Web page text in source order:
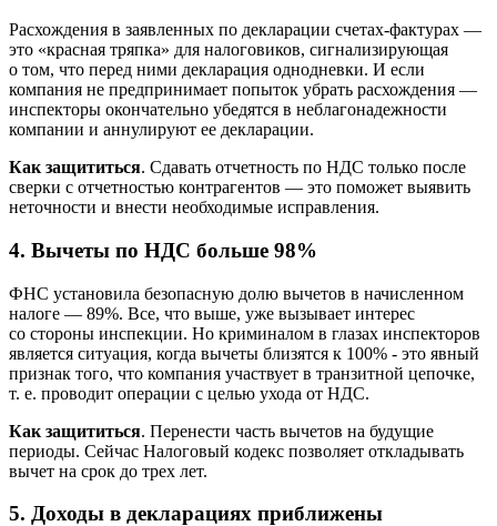
Расхождения в заявленных по декларации счетах-фактурах —
это «красная тряпка» для налоговиков, сигнализирующая
о том, что перед ними декларация однодневки. И если
компания не предпринимает попыток убрать расхождения —
инспекторы окончательно убедятся в неблагонадежности
компании и аннулируют ее декларации.
Как защититься. Сдавать отчетность по НДС только после
сверки с отчетностью контрагентов — это поможет выявить
неточности и внести необходимые исправления.
4. Вычеты по НДС больше 98%
ФНС установила безопасную долю вычетов в начисленном
налоге — 89%. Все, что выше, уже вызывает интерес
со стороны инспекции. Но криминалом в глазах инспекторов
является ситуация, когда вычеты близятся к 100% - это явный
признак того, что компания участвует в транзитной цепочке,
т. е. проводит операции с целью ухода от НДС.
Как защититься. Перенести часть вычетов на будущие
периоды. Сейчас Налоговый кодекс позволяет откладывать
вычет на срок до трех лет.
5. Доходы в декларациях приближены